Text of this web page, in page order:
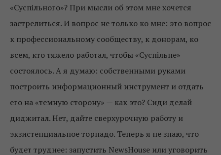
«Суспільного»? При мысли об этом мне хочется
застрелиться. И вопрос не только ко мне: это вопрос
к профессиональному сообществу, к донорам, ко
всем, кто тяжело работал, чтобы «Суспільне»
состоялось. А я думаю: собственными руками
построить информационный инструмент и отдать
его на «темную сторону» — как это? Сиди делай
диджитал. Нет, дайте сверхурочную работу и
экзистенциальное торнадо. Теперь я не знаю, что
будет труднее: запустить NewsHouse или уговорить